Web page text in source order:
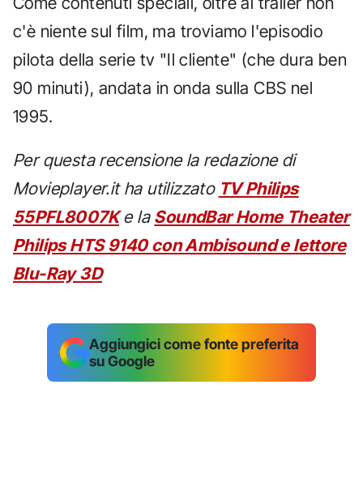
c'è niente sul film, ma troviamo l'episodio
pilota della serie tv "Il cliente" (che dura ben
90 minuti), andata in onda sulla CBS nel
1995.
Per questa recensione la redazione di
Movieplayer.it ha utilizzato TV Philips
55PFL8007Ke la SoundBar Home Theater
Philips HTS 9140 con Ambisound e lettore
Blu-Ray 3D
Aggiungici come fonte preferita
su Google